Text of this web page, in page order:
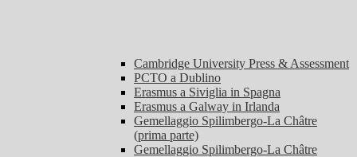
Cambridge University Press & Assessment
PCTO a Dublino
Erasmus a Siviglia in Spagna
Erasmus a Galway in Irlanda
Gemellaggio Spilimbergo-La Châtre
(prima parte)
Gemellaggio Spilimbergo-La Châtre